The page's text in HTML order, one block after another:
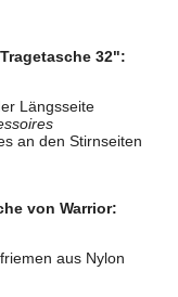
32":
Längsseite
an den Stirnseiten
von Warrior:
aus Nylon